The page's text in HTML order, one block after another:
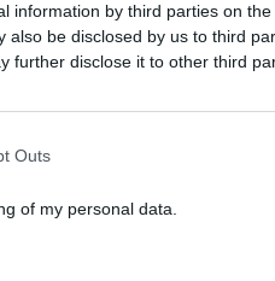
information by third parties on the
also be disclosed by us to third
further disclose it to other third
Outs
of my personal data.